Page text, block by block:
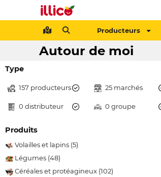
Producteurs
Autour de moi
Type
157 producteurs 25 marchés
0 distributeur 0 groupe
Produits
Volailles et lapins (5)
Légumes (48)
Céréales et protéagineux (102)